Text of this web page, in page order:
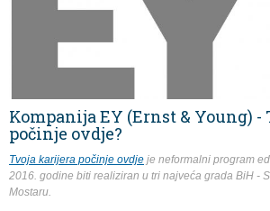
Kompanija EY (Ernst & Young)
počinje ovdje?
Tvoja karijera počinje ovdje je neformalni program
2016. godine biti realiziran u tri najveća grada BiH -
Mostaru.